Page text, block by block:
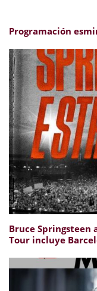
Programación
Bruce Springsteen
Tour incluye